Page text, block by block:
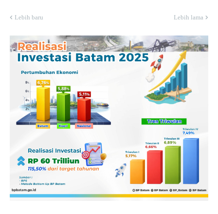
Lebih baru Lebih lama